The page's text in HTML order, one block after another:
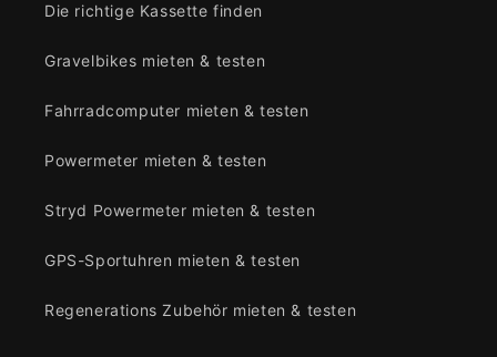
Die richtige Kassette finden
Gravelbikes mieten & testen
Fahrradcomputer mieten & testen
Powermeter mieten & testen
Stryd Powermeter mieten & testen
GPS-Sportuhren mieten & testen
Regenerations Zubehör mieten & testen